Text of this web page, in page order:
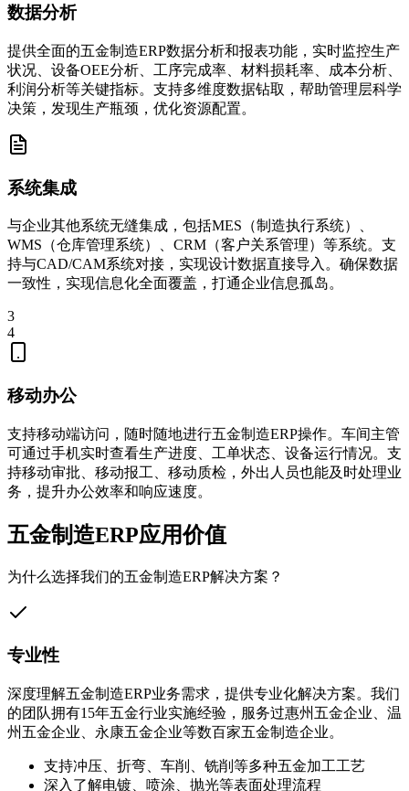
数据分析
提供全面的五金制造ERP数据分析和报表功能，实时监控生产
状况、设备OEE分析、工序完成率、材料损耗率、成本分析、
利润分析等关键指标。支持多维度数据钻取，帮助管理层科学
决策，发现生产瓶颈，优化资源配置。
系统集成
与企业其他系统无缝集成，包括MES（制造执行系统）、
WMS（仓库管理系统）、CRM（客户关系管理）等系统。支
持与CAD/CAM系统对接，实现设计数据直接导入。确保数据
一致性，实现信息化全面覆盖，打通企业信息孤岛。
3
4
移动办公
支持移动端访问，随时随地进行五金制造ERP操作。车间主管
可通过手机实时查看生产进度、工单状态、设备运行情况。支
持移动审批、移动报工、移动质检，外出人员也能及时处理业
务，提升办公效率和响应速度。
五金制造ERP应用价值
为什么选择我们的五金制造ERP解决方案？
专业性
深度理解五金制造ERP业务需求，提供专业化解决方案。我们
的团队拥有15年五金行业实施经验，服务过惠州五金企业、温
州五金企业、永康五金企业等数百家五金制造企业。
支持冲压、折弯、车削、铣削等多种五金加工工艺
深入了解电镀、喷涂、抛光等表面处理流程